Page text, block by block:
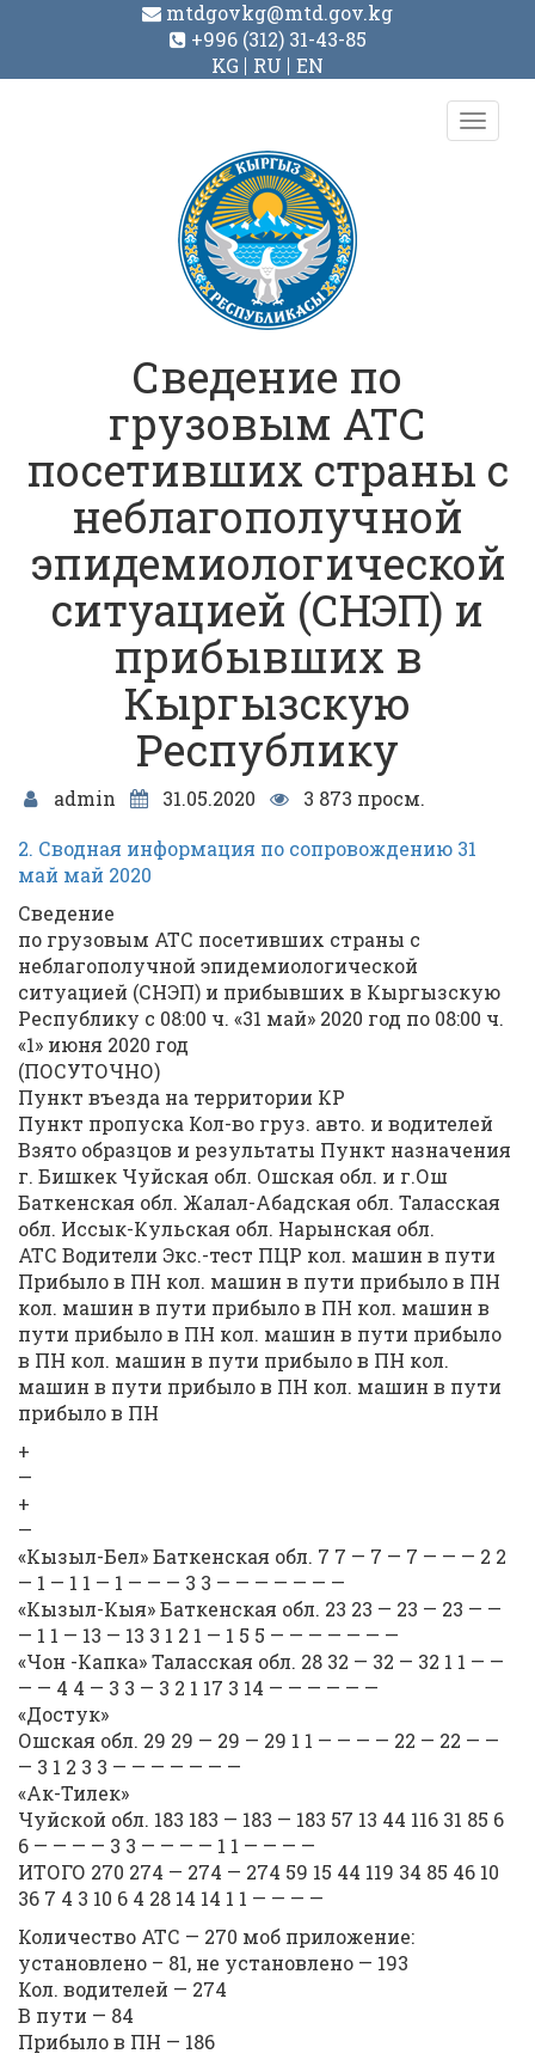
mtdgovkg@mtd.gov.kg
+996 (312) 31-43-85
KG
RU EN
Toggle
Сведение по
грузовым АТС
посетивших страны с
неблагополучной
эпидемиологической
ситуацией (СНЭП) и
прибывших в
Кыргызскую
Республику
admin 31.05.2020
3 873 просм.
2. Сводная информация по сопровождению 31
май май 2020
Сведение
по грузовым АТС посетивших страны с
неблагополучной эпидемиологической
ситуацией (СНЭП) и прибывших в Кыргызскую
Республику с 08:00 ч. «31 май» 2020 год по 08:00 ч.
«1» июня 2020 год
(ПОСУТОЧНО)
Пункт въезда на территории КР
Пункт пропуска Кол-во груз. авто. и водителей
Взято образцов и результаты Пункт назначения
г. Бишкек Чуйская обл. Ошская обл. и г.Ош
Баткенская обл. Жалал-Абадская обл. Таласская
обл. Иссык-Кульская обл. Нарынская обл.
АТС Водители Экс.-тест ПЦР кол. машин в пути
Прибыло в ПН кол. машин в пути прибыло в ПН
кол. машин в пути прибыло в ПН кол. машин в
пути прибыло в ПН кол. машин в пути прибыло
в ПН кол. машин в пути прибыло в ПН кол.
машин в пути прибыло в ПН кол. машин в пути
прибыло в ПН
+
—
+
—
«Кызыл-Бел» Баткенская обл. 7 7 — 7 — 7 — — — 2 2
— 1 — 1 1 — 1 — — — 3 3 — — — — — — —
«Кызыл-Кыя» Баткенская обл. 23 23 — 23 — 23 — —
— 1 1 — 13 — 13 3 1 2 1 — 1 5 5 — — — — — — —
«Чон -Капка» Таласская обл. 28 32 — 32 — 32 1 1 — —
— — 4 4 — 3 3 — 3 2 1 17 3 14 — — — — — —
«Достук»
Ошская обл. 29 29 — 29 — 29 1 1 — — — — 22 — 22 — —
— 3 1 2 3 3 — — — — — — —
«Ак-Тилек»
Чуйской обл. 183 183 — 183 — 183 57 13 44 116 31 85 6
6 — — — — 3 3 — — — — 1 1 — — — —
ИТОГО 270 274 — 274 — 274 59 15 44 119 34 85 46 10
36 7 4 3 10 6 4 28 14 14 1 1 — — — —
Количество АТС — 270 моб приложение:
установлено – 81, не установлено — 193
Кол. водителей — 274
В пути — 84
Прибыло в ПН — 186